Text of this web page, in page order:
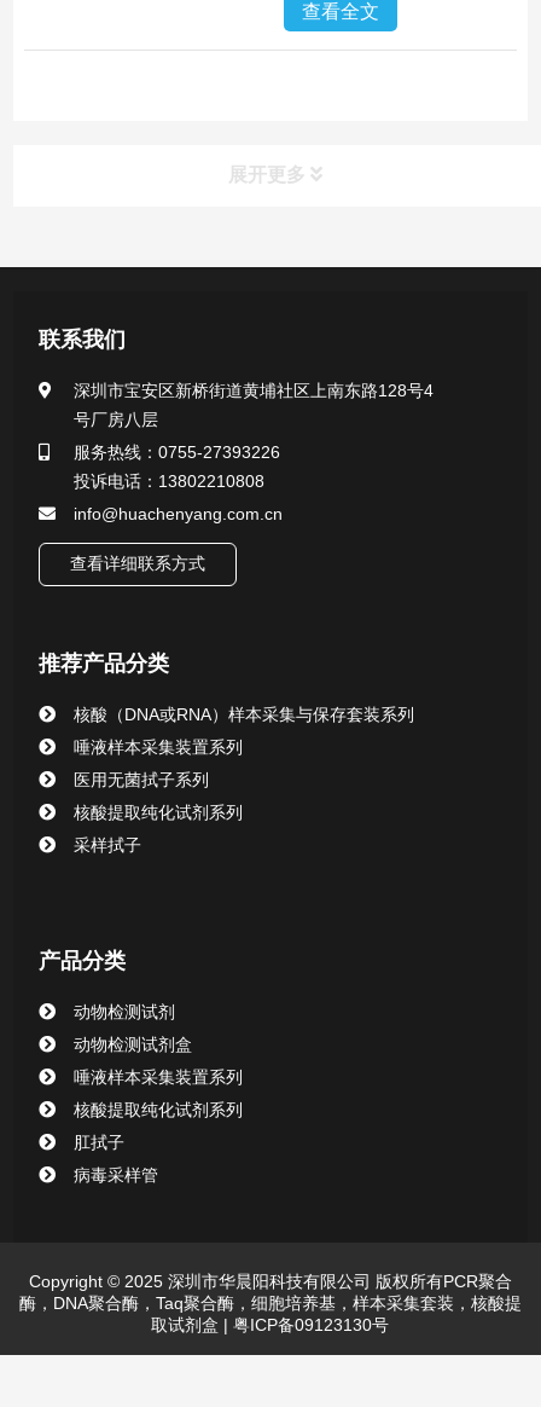
查看全文
展开更多
产品中心
医用无菌采样拭子系列
一次性使用采样器系列
微生物样本保存液（通用运输传媒介质）系列
核酸（DNA&RNA）样本采集与保存套装系列
唾液样本采集装置系列
清洁验证棉签系列
动物检测试剂
联系我们
深圳市宝安区新桥街道黄埔社区上南东路128号4
号厂房八层
服务热线：0755-27393226
投诉电话：13802210808
info@huachenyang.com.cn
查看详细联系方式
推荐产品分类
核酸（DNA或RNA）样本采集与保存套装系列
唾液样本采集装置系列
医用无菌拭子系列
核酸提取纯化试剂系列
采样拭子
产品分类
动物检测试剂
动物检测试剂盒
唾液样本采集装置系列
核酸提取纯化试剂系列
肛拭子
病毒采样管
Copyright © 2025 深圳市华晨阳科技有限公司 版权所有PCR聚合
酶，DNA聚合酶，Taq聚合酶，细胞培养基，样本采集套装，核酸提
取试剂盒 | 粤ICP备09123130号